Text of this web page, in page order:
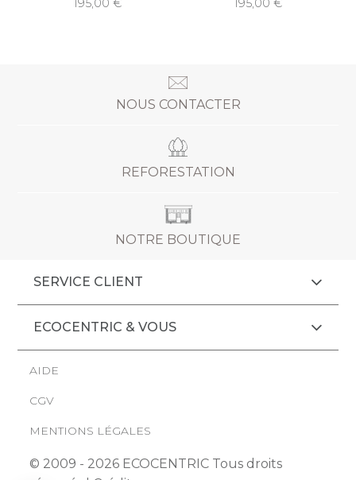
195,00 195,00
NOUS CONTACTER
REFORESTATION
NOTRE BOUTIQUE
SERVICE CLIENT
ECOCENTRIC & VOUS
AIDE
CGV
MENTIONS LÉGALES
© 2009 - 2026 ECOCENTRIC Tous droits